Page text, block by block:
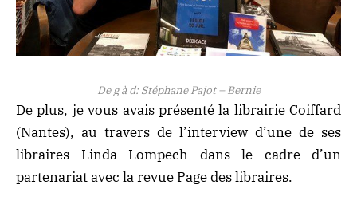
De g à d: Stéphane Pajot – Bernie
De plus, je vous avais présentéla librairie Coiffard
(Nantes), au travers de l’interview d’une de ses
libraires Linda Lompech dans le cadre d’un
partenariat avec la revue Page des libraires.